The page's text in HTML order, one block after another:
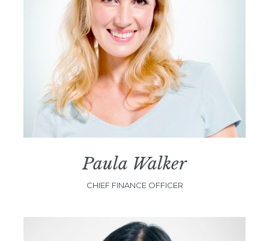
Paula Walker
CHIEF FINANCE OFFICER